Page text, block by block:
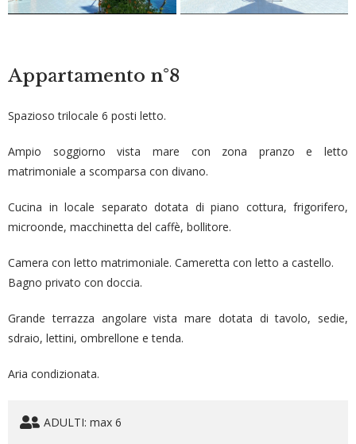
Appartamento n°8
Spazioso trilocale 6 posti letto.
Ampio soggiorno vista mare con zona pranzo e letto
matrimoniale a scomparsa con divano.
Cucina in locale separato dotata di piano cottura, frigorifero,
microonde, macchinetta del caffè, bollitore.
Camera con letto matrimoniale. Cameretta con letto a castello.
Bagno privato con doccia.
Grande terrazza angolare vista mare dotata di tavolo, sedie,
sdraio, lettini, ombrellone e tenda.
Aria condizionata.
ADULTI: max 6